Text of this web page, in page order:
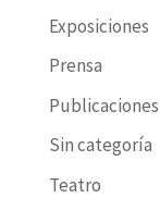
Exposiciones
Prensa
Publicaciones
Sin categoría
Teatro